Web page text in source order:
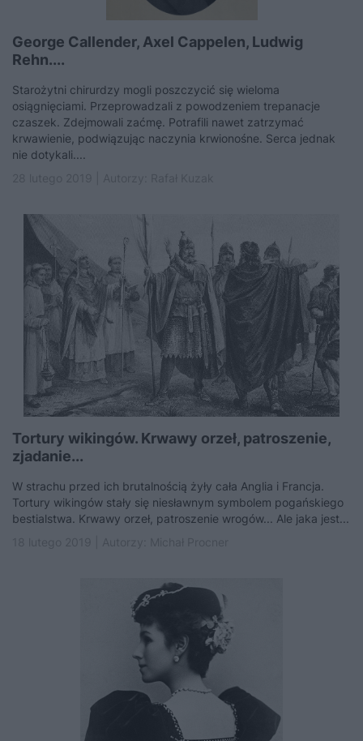
George Callender, Axel Cappelen, Ludwig
Rehn....
Starożytni chirurdzy mogli poszczycić się wieloma
osiągnięciami. Przeprowadzali z powodzeniem trepanacje
czaszek. Zdejmowali zaćmę. Potrafili nawet zatrzymać
krwawienie, podwiązując naczynia krwionośne. Serca jednak
nie dotykali....
Tortury wikingów. Krwawy orzeł, patroszenie,
zjadanie...
W strachu przed ich brutalnością żyły cała Anglia i Francja.
Tortury wikingów stały się niesławnym symbolem pogańskiego
bestialstwa. Krwawy orzeł, patroszenie wrogów... Ale jaka jest...